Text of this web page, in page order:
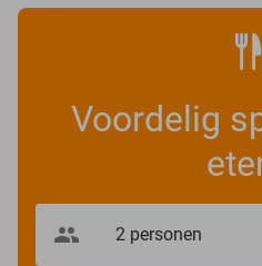
Voordelig